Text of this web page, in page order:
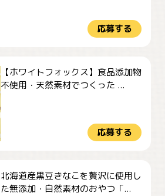
応募する
【ホワイトフォックス】食品添加物
不使用・天然素材でつくった ...
応募する
北海道産黒豆きなこを贅沢に使用し
た無添加・自然素材のおやつ「...